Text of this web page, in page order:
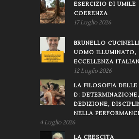
ESERCIZIO DI UMILE
COERENZA
17 Luglio 2026
BRUNELLO
UOMO ILLUMINATO,
ECCELLENZA
12 Luglio 2026
LA FILOSOFIA DELLE
D: DETERMINAZIONE,
DEDIZIONE,
NELLA
4 Luglio 2026
LA CRESCITA